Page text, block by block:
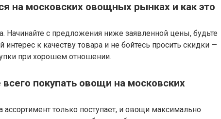
на московских овощных рынках и как это
Начинайте с предложения ниже заявленной цены, будьте
к качеству товара и не бойтесь просить скидки —
при хорошем отношении.
покупать овощи на московских
только поступает, и овощи максимально